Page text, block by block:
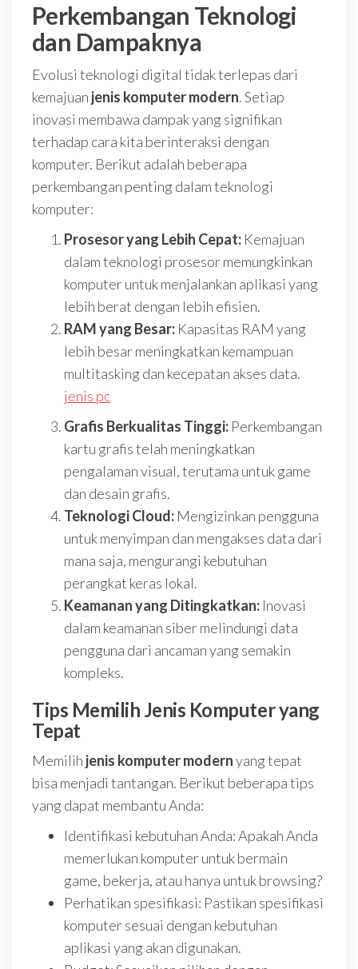
Perkembangan Teknologi
dan Dampaknya
Evolusi teknologi digital tidak terlepas dari
kemajuan jenis komputer modern. Setiap
inovasi membawa dampak yang signifikan
terhadap cara kita berinteraksi dengan
komputer. Berikut adalah beberapa
perkembangan penting dalam teknologi
komputer:
Prosesor yang Lebih Cepat: Kemajuan
dalam teknologi prosesor memungkinkan
komputer untuk menjalankan aplikasi yang
lebih berat dengan lebih efisien.
RAM yang Besar: Kapasitas RAM yang
lebih besar meningkatkan kemampuan
multitasking dan kecepatan akses data.
jenis pc
Grafis Berkualitas Tinggi: Perkembangan
kartu grafis telah meningkatkan
pengalaman visual, terutama untuk game
dan desain grafis.
Teknologi Cloud: Mengizinkan pengguna
untuk menyimpan dan mengakses data dari
mana saja, mengurangi kebutuhan
perangkat keras lokal.
Keamanan yang Ditingkatkan: Inovasi
dalam keamanan siber melindungi data
pengguna dari ancaman yang semakin
kompleks.
Tips Memilih Jenis Komputer yang
Tepat
Memilih jenis komputer modernyang tepat
bisa menjadi tantangan. Berikut beberapa tips
yang dapat membantu Anda:
Identifikasi kebutuhan Anda: Apakah Anda
memerlukan komputer untuk bermain
game, bekerja, atau hanya untuk browsing?
Perhatikan spesifikasi: Pastikan spesifikasi
komputer sesuai dengan kebutuhan
aplikasi yang akan digunakan.